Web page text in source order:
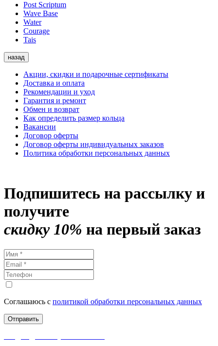
Post Scriptum
Wave Base
Water
Courage
Tais
назад
Акции, скидки и подарочные сертификаты
Доставка и оплата
Рекомендации и уход
Гарантия и ремонт
Обмен и возврат
Как определить размер кольца
Вакансии
Договор оферты
Договор оферты индивидуальных заказов
Политика обработки персональных данных
Подпишитесь на рассылку и
получите
скидку 10% на первый заказ
Соглашаюсь с политикой обработки персональных данных